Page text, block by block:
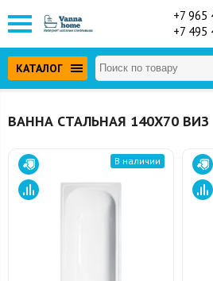
+7 965
+7 495
КАТАЛОГ
ВАННА СТАЛЬНАЯ 140Х70 ВИЗ
В наличии